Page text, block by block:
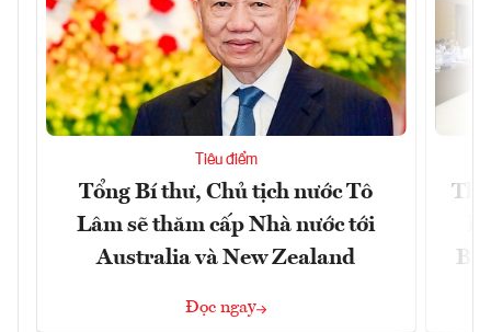
Tiêu điểm
Tổng Bí thư, Chủ tịch nước Tô
Lâm sẽ thăm cấp Nhà nước tới
Australia và New Zealand
Đọc ngay